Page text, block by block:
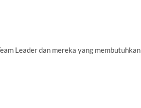
Leader dan mereka yang membutuhkan